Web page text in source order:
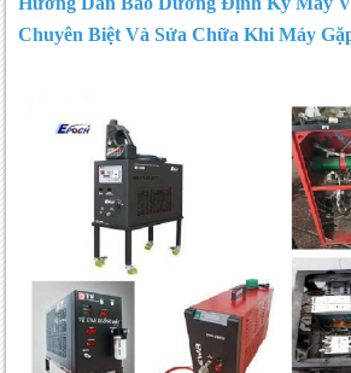
Chuyên Biệt Và Sửa Chữa Khi Máy